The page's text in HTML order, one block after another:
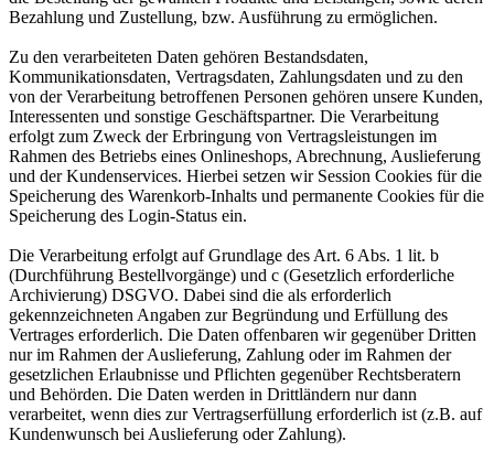
Bezahlung und Zustellung, bzw. Ausführung zu ermöglichen.
Zu den verarbeiteten Daten gehören Bestandsdaten,
Kommunikationsdaten, Vertragsdaten, Zahlungsdaten und zu den
von der Verarbeitung betroffenen Personen gehören unsere Kunden,
Interessenten und sonstige Geschäftspartner. Die Verarbeitung
erfolgt zum Zweck der Erbringung von Vertragsleistungen im
Rahmen des Betriebs eines Onlineshops, Abrechnung, Auslieferung
und der Kundenservices. Hierbei setzen wir Session Cookies für die
Speicherung des Warenkorb-Inhalts und permanente Cookies für die
Speicherung des Login-Status ein.
Die Verarbeitung erfolgt auf Grundlage des Art. 6 Abs. 1 lit. b
(Durchführung Bestellvorgänge) und c (Gesetzlich erforderliche
Archivierung) DSGVO. Dabei sind die als erforderlich
gekennzeichneten Angaben zur Begründung und Erfüllung des
Vertrages erforderlich. Die Daten offenbaren wir gegenüber Dritten
nur im Rahmen der Auslieferung, Zahlung oder im Rahmen der
gesetzlichen Erlaubnisse und Pflichten gegenüber Rechtsberatern
und Behörden. Die Daten werden in Drittländern nur dann
verarbeitet, wenn dies zur Vertragserfüllung erforderlich ist (z.B. auf
Kundenwunsch bei Auslieferung oder Zahlung).